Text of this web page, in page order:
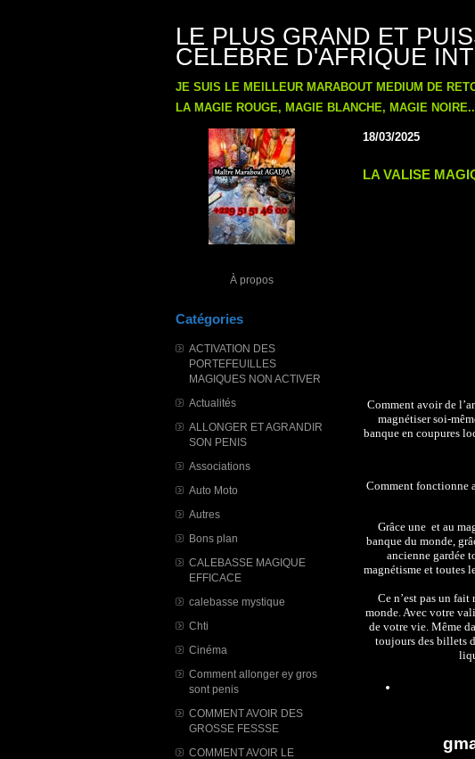
LE PLUS GRAND ET
CELEBRE D'AFRIQUE
JE SUIS LE MEILLEUR MARABOUT MEDIUM DE
LA MAGIE ROUGE, MAGIE BLANCHE, MAGIE
À propos
Catégories
ACTIVATION DES
PORTEFEUILLES
MAGIQUES NON ACTIVER
Actualités
ALLONGER ET AGRANDIR
SON PENIS
Associations
Auto Moto
Autres
Bons plan
CALEBASSE MAGIQUE
EFFICACE
calebasse mystique
Chti
Cinéma
Comment allonger ey gros
sont penis
COMMENT AVOIR DES
GROSSE FESSSE
COMMENT AVOIR LE
18/03/2025
LA VALISE
Comment avoir de
magnétiser soi-
banque en coupures
Comment fonctionne
Grâce une et au
banque du monde,
ancienne gardée
magnétisme et toutes
Ce n’est pas un
monde. Avec votre
de votre vie. Même
toujours des billets